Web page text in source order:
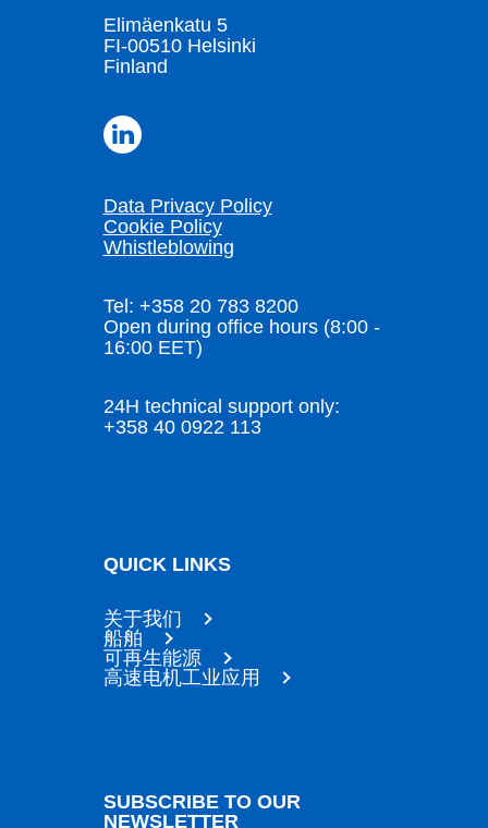
Elimäenkatu 5
FI-00510 Helsinki
Finland
Data Privacy Policy
Cookie Policy
Whistleblowing
Tel: +358 20 783 8200
Open during office hours (8:00 -
16:00 EET)
24H technical support only:
+358 40 0922 113
QUICK LINKS
关于我们
船舶
可再生能源
高速电机工业应用
SUBSCRIBE TO OUR
NEWSLETTER